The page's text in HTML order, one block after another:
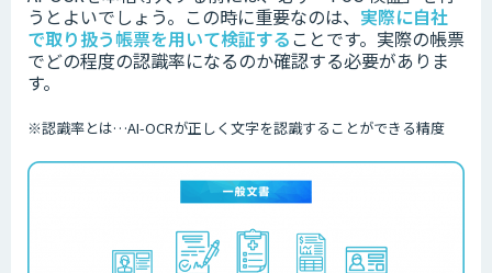
うとよいでしょう。この時に重要なのは、 実際に自社
で取り扱う帳票を用いて検証する ことです。実際の帳票
でどの程度の認識率になるのか確認する必要がありま
す。
※認識率とは…AI-OCRが正しく文字を認識することができる精度